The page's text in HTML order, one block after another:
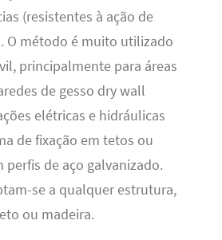
(resistentes à ação de
O método é muito utilizado
principalmente para áreas
de gesso dry wall
elétricas e hidráulicas
de fixação em tetos ou
perfis de aço galvanizado.
se a qualquer estrutura,
ou madeira.